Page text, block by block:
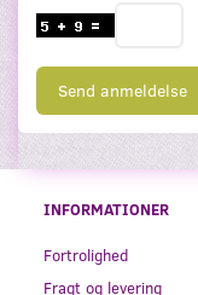
Send anmeldelse
INFORMATIONER
Fortrolighed
Fragt og levering